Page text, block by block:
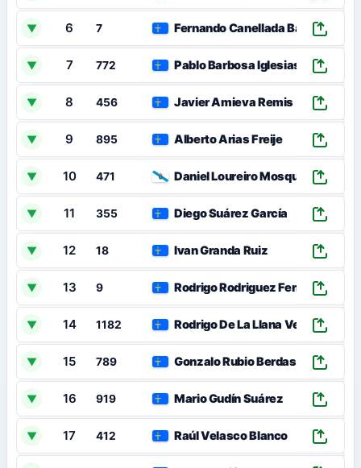
▼ 6 7 Fernando Canellada Barbón
▼ 7 772 Pablo Barbosa Iglesias
▼ 8 456 Javier Amieva Remis
▼ 9 895 Alberto Arias Freije
▼ 10 471 Daniel Loureiro Mosquera
▼ 11 355 Diego Suárez García
▼ 12 18 Ivan Granda Ruiz
▼ 13 9 Rodrigo Rodriguez Fernandez
▼ 14 1182 Rodrigo De La Llana Vega
▼ 15 789 Gonzalo Rubio Berdasco
▼ 16 919 Mario Gudín Suárez
▼ 17 412 Raúl Velasco Blanco